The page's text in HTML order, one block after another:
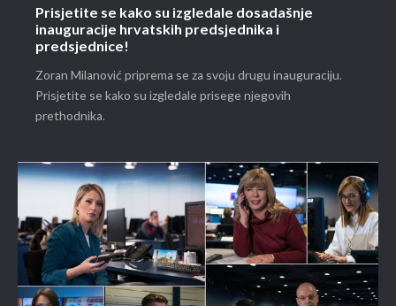
Prisjetite se kako su izgledale dosadašnje
inauguracije hrvatskih predsjednika i
predsjednice!
Zoran Milanović priprema se za svoju drugu inauguraciju.
Prisjetite se kako su izgledale prisege njegovih
prethodnika.